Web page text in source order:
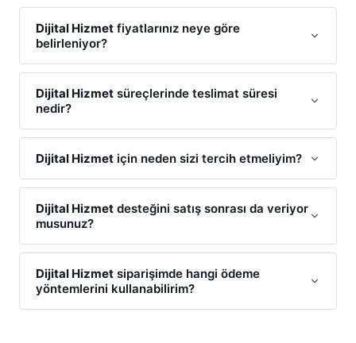
Dijital Hizmet fiyatlarınız neye göre
belirleniyor?
Dijital Hizmetmaliyetlerimiz; talebinizin kapsamı,
tercih edilen materyaller/teknolojiler ve teslimat
süresine göre optimize edilmektedir. Size en uygun
Dijital Hizmetteklifi için WhatsApp üzerinden iletişime
Dijital Hizmet süreçlerinde teslimat süresi
nedir?
Projenin büyüklüğüne göre değişmekle birlikte,Dijital
Hizmetişlemlerinizi standart olarak en kısa sürede
ekspres çözümlerimiz mevcuttur.
Dijital Hizmet için neden sizi tercih etmeliyim?
Çünkü bizDijital Hizmetalanında sadece iş yapmıyor,
size özel bir sistem kuruyoruz. Yüksek kalite
standartlarımız ve uygun maliyet politikamızla
Hizmetpazarında fark yaratıyoruz.
Dijital Hizmet desteğini satış sonrası da veriyor
musunuz?
Elbette. Bizim içinDijital Hizmetsüreci sadece satışla
bitmez; teknik destek ve danışmanlık hizmetlerimizle
her zaman yanınızdayız.
Dijital Hizmet siparişimde hangi ödeme
yöntemlerini kullanabilirim?